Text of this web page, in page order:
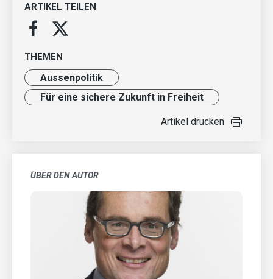
ARTIKEL TEILEN
THEMEN
Aussenpolitik
Für eine sichere Zukunft in Freiheit
Artikel drucken
ÜBER DEN AUTOR